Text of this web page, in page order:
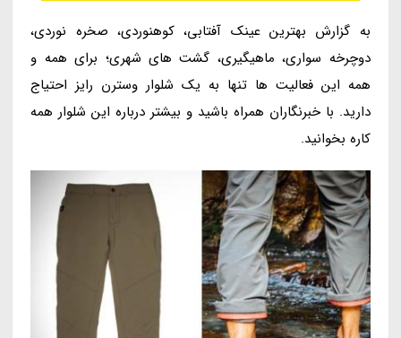
به گزارش بهترین عینک آفتابی، کوهنوردی، صخره نوردی،
دوچرخه سواری، ماهیگیری، گشت های شهری؛ برای همه و
همه این فعالیت ها تنها به یک شلوار وسترن رایز احتیاج
دارید. با خبرنگاران همراه باشید و بیشتر درباره این شلوار همه
کاره بخوانید.